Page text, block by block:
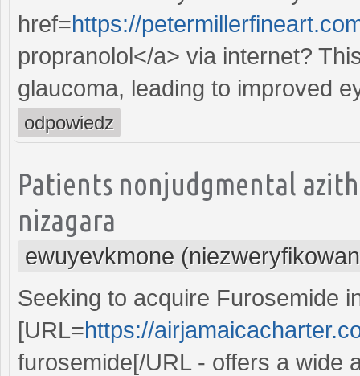
href=https://
propranolol</a> via internet?
glaucoma, leading to improved
odpowiedz
Patients nonjudgmental
nizagara
ewuyevkmone
Seeking to acquire Furosemide
[URL=https://
furosemide[/URL - offers a wide